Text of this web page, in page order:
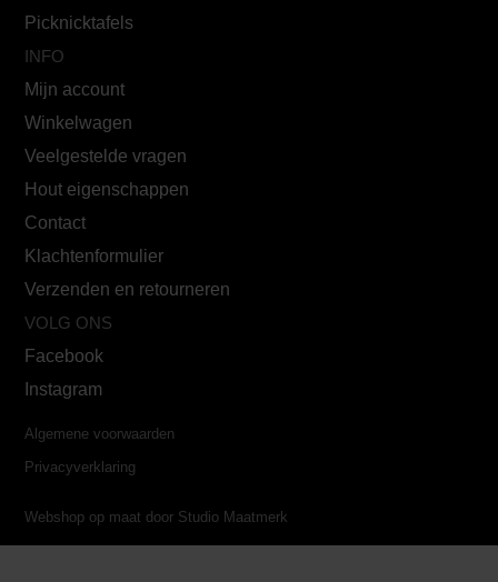
Picknicktafels
INFO
Mijn account
Winkelwagen
Veelgestelde vragen
Hout eigenschappen
Contact
Klachtenformulier
Verzenden en retourneren
VOLG ONS
Facebook
Instagram
Webshop op maat door Studio Maatmerk
Algemene voorwaarden
Privacyverklaring